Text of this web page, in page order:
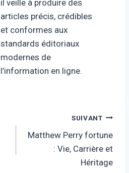
il veille à produire des
articles précis, crédibles
et conformes aux
standards éditoriaux
modernes de
l’information en ligne.
SUIVANT
Matthew Perry fortune
: Vie, Carrière et
Héritage